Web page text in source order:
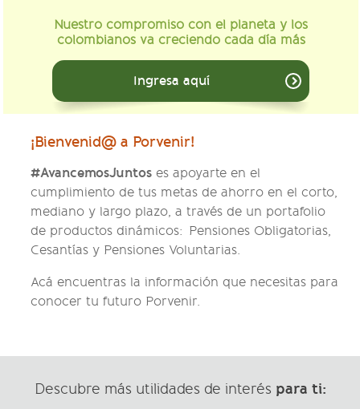
Nuestro compromiso con el planeta y los
colombianos va creciendo cada día más
Ingresa aquí
¡Bienvenid@ a Porvenir!
#AvancemosJuntos es apoyarte en el
cumplimiento de tus metas de ahorro en el corto,
mediano y largo plazo, a través de un portafolio
de productos dinámicos: Pensiones Obligatorias,
Cesantías y Pensiones Voluntarias.
Acá encuentras la información que necesitas para
conocer tu futuro Porvenir.
Descubre más utilidades de interés para ti: